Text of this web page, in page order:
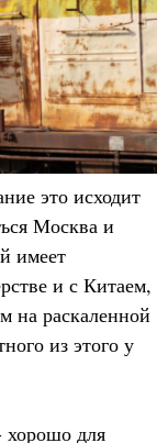
это исходит
Москва и
имеет
и с Китаем,
на раскаленной
из этого у
хорошо для